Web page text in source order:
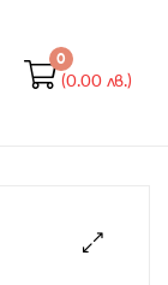
0
(0.00 лв.)